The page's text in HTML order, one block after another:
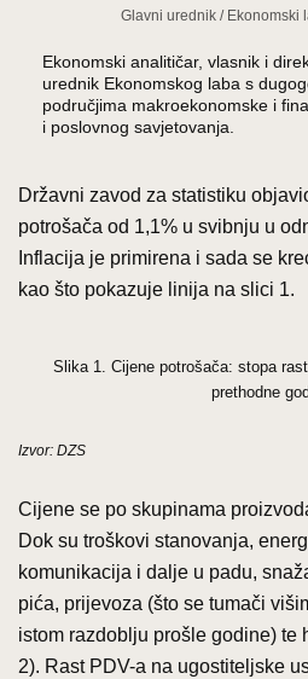
Glavni urednik / Ekonomski
Ekonomski analitičar, vlasnik i
urednik Ekonomskog laba s
područjima makroekonomske i
i poslovnog savjetovanja.
Državni zavod za statistiku
potrošača od 1,1% u svibnju u
Inflacija je primirena i sada se
kao što pokazuje linija na slici 1.
Slika 1. Cijene potrošača: stopa
prethodne
Izvor: DZS
Cijene se po skupinama
Dok su troškovi stanovanja,
komunikacija i dalje u padu,
pića, prijevoza (što se tumači
istom razdoblju prošle godine) te
2). Rast PDV-a na ugostiteljske